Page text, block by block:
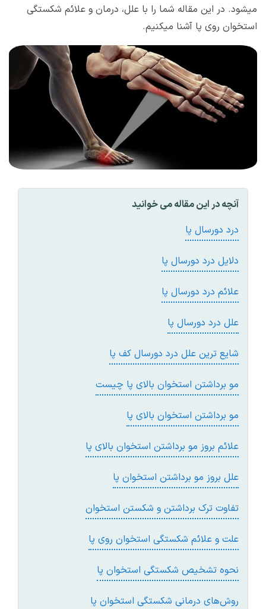
میشود. در این مقاله شما را با علل، درمان و علائم شکستگی
استخوان روی پا آشنا میکنیم.
آنچه در این مقاله می خوانید
درد دورسال پا
دلایل درد دورسال پا
علائم درد دورسال پا
علل درد دورسال پا
شایع ترین علل درد دورسال کف پا
مو برداشتن استخوان بالای پا چیست
مو برداشتن استخوان بالای پا
علائم بروز مو برداشتن استخوان بالای پا
علل بروز مو برداشتن استخوان پا
تفاوت ترک برداشتن و شکستن استخوان
علت و علائم شکستگی استخوان روی پا
نحوه تشخیص شکستگی استخوان پا
روش‌های درمانی شکستگی استخوان پا